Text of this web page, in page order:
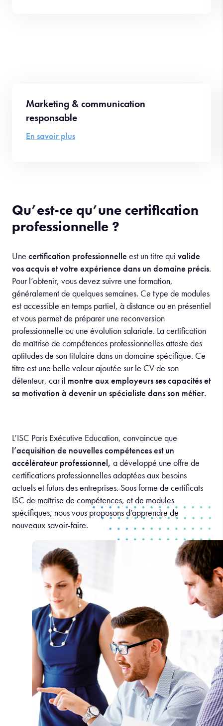
Marketing & communication
responsable
En savoir plus
Qu’est-ce qu’une certification
professionnelle ?
Une certification professionnelle est un titre qui valide
vos acquis et votre expérience dans un domaine précis.
Pour l’obtenir, vous devez suivre une formation,
généralement de quelques semaines. Ce type de modules
est accessible en temps partiel, à distance ou en présentiel
et vous permet de préparer une reconversion
professionnelle ou une évolution salariale. La certification
de maîtrise de compétences professionnelles atteste des
aptitudes de son titulaire dans un domaine spécifique. Ce
titre est une belle valeur ajoutée sur le CV de son
détenteur, caril montre aux employeurs ses capacités et
sa motivation à devenir un spécialiste dans son métier.
L’ISC Paris Exécutive Education, convaincue que
l’acquisition de nouvelles compétences est un
accélérateur professionnel, a développé une offre de
certifications professionnelles adaptées aux besoins
actuels et futurs des entreprises. Sous forme de certificats
ISC de maîtrise de compétences, et de modules
spécifiques, nous vous proposons d’apprendre de
nouveaux savoir-faire.